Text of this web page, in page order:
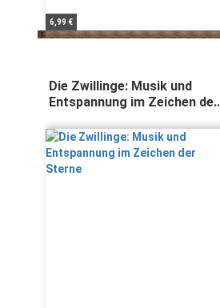
6,99 €
Die Zwillinge: Musik und
Entspannung im Zeichen der